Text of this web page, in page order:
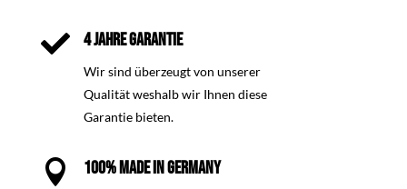
 4 JAHRE GARANTIE
Wir sind überzeugt von unserer
Qualität weshalb wir Ihnen diese
Garantie bieten.
 100% MADE IN GERMANY